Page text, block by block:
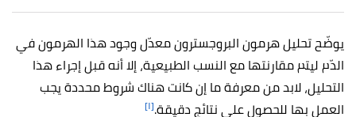
يوضّح تحليل هرمون البروجسترون معدّل وجود هذا الهرمون في
الدّم ليتم مقارنتها مع النسب الطبيعية، إلا أنه قبل إجراء هذا
التحليل، لابد من معرفة ما إن كانت هناك شروط محددة يجب
العمل بها للحصول على نتائج دقيقة.[١]